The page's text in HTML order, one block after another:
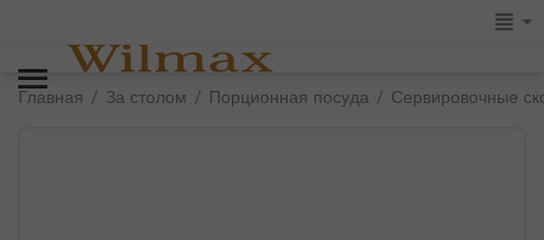
Главная / За столом / Порционная посуда / Сервировочные